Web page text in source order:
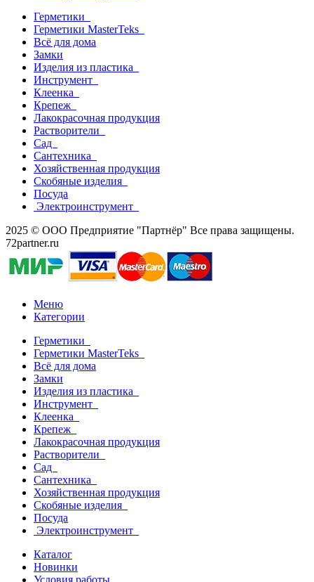
Герметики
Герметики MasterTeks
Всё для дома
Замки
Изделия из пластика
Инструмент
Клеенка
Крепеж
Лакокрасочная продукция
Растворители
Сад
Сантехника
Хозяйственная продукция
Скобяные изделия
Посуда
Электроинструмент
2025 © ООО Предприятие "Партнёр" Все права защищены.
72partner.ru
Меню
Категории
Герметики
Герметики MasterTeks
Всё для дома
Замки
Изделия из пластика
Инструмент
Клеенка
Крепеж
Лакокрасочная продукция
Растворители
Сад
Сантехника
Хозяйственная продукция
Скобяные изделия
Посуда
Электроинструмент
Каталог
Новинки